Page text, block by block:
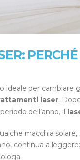
ideale per cambiare
laser.
dell’anno, il
macchia solare,
continua a